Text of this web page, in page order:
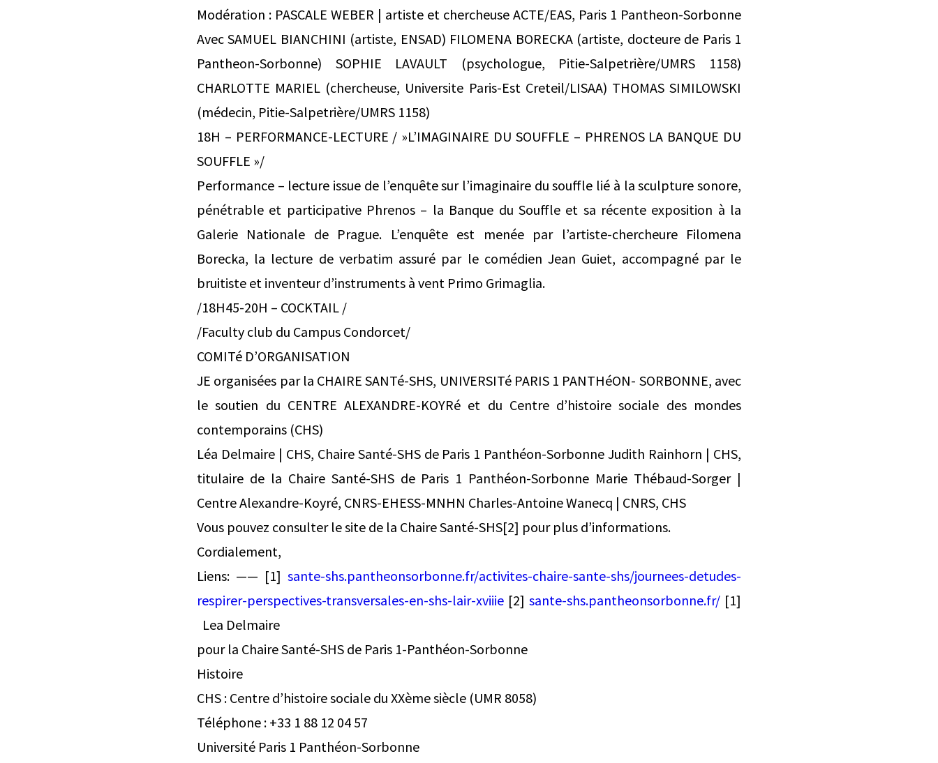
Modération : PASCALE WEBER | artiste et chercheuse ACTE/EAS, Paris 1 Pantheon-Sorbonne
Avec SAMUEL BIANCHINI (artiste, ENSAD) FILOMENA BORECKA (artiste, docteure de Paris 1
Pantheon-Sorbonne) SOPHIE LAVAULT (psychologue, Pitie-Salpetrière/UMRS 1158)
CHARLOTTE MARIEL (chercheuse, Universite Paris-Est Creteil/LISAA) THOMAS SIMILOWSKI
(médecin, Pitie-Salpetrière/UMRS 1158)
18H – PERFORMANCE-LECTURE / »L’IMAGINAIRE DU SOUFFLE – PHRENOS LA BANQUE DU
SOUFFLE »/
Performance – lecture issue de l’enquête sur l’imaginaire du souffle lié à la sculpture sonore,
pénétrable et participative Phrenos – la Banque du Souffle et sa récente exposition à la
Galerie Nationale de Prague. L’enquête est menée par l’artiste-chercheure Filomena
Borecka, la lecture de verbatim assuré par le comédien Jean Guiet, accompagné par le
bruitiste et inventeur d’instruments à vent Primo Grimaglia.
/18H45-20H – COCKTAIL /
/Faculty club du Campus Condorcet/
COMITé D’ORGANISATION
JE organisées par la CHAIRE SANTé-SHS, UNIVERSITé PARIS 1 PANTHéON- SORBONNE, avec
le soutien du CENTRE ALEXANDRE-KOYRé et du Centre d’histoire sociale des mondes
contemporains (CHS)
Léa Delmaire | CHS, Chaire Santé-SHS de Paris 1 Panthéon-Sorbonne Judith Rainhorn | CHS,
titulaire de la Chaire Santé-SHS de Paris 1 Panthéon-Sorbonne Marie Thébaud-Sorger |
Centre Alexandre-Koyré, CNRS-EHESS-MNHN Charles-Antoine Wanecq | CNRS, CHS
Vous pouvez consulter le site de la Chaire Santé-SHS[2] pour plus d’informations.
Cordialement,
Liens: —— [1] sante-shs.pantheonsorbonne.fr/activites-chaire-sante-shs/journees-detudes-
respirer-perspectives-transversales-en-shs-lair-xviiie [2] sante-shs.pantheonsorbonne.fr/ [1]
Lea Delmaire
pour la Chaire Santé-SHS de Paris 1-Panthéon-Sorbonne
Histoire
CHS : Centre d’histoire sociale du XXème siècle (UMR 8058)
Téléphone : +33 1 88 12 04 57
Université Paris 1 Panthéon-Sorbonne